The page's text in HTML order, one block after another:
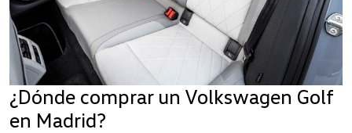
¿Dónde comprar un Volkswagen Golf
en Madrid?